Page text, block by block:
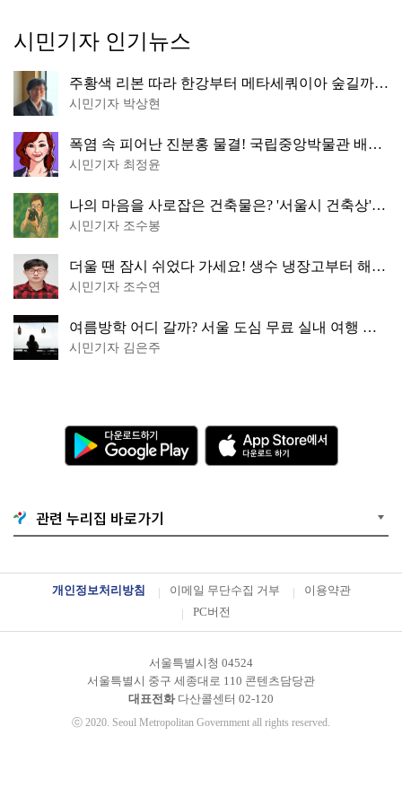
시민기자 인기뉴스
주황색 리본 따라 한강부터 메타세쿼이아 숲길까
지…서울둘레길 15코스
시민기자 박상현
폭염 속 피어난 진분홍 물결! 국립중앙박물관 배롱
나무 명소
시민기자 최정윤
나의 마음을 사로잡은 건축물은? '서울시 건축상'
수상작 공개!
시민기자 조수봉
더울 땐 잠시 쉬었다 가세요! 생수 냉장고부터 해피
소·무더위쉼터까지
시민기자 조수연
여름방학 어디 갈까? 서울 도심 무료 실내 여행 코
스 추천
시민기자 김은주
다
운
로
드
o
o
g
a
A
p
p
S
서
하
관련 누리집 바로가기
개인정보처리방침 이메일 무단수집 거부
이용약관
PC버전
서울특별시청 04524
서울특별시 중구 세종대로 110 콘텐츠담당관
대표전화다산콜센터 02-120
ⓒ 2020. Seoul Metropolitan Government all rights reserved.